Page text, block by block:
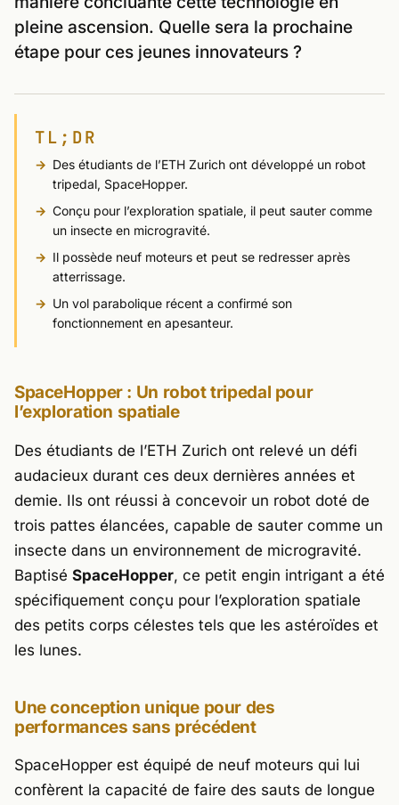
pleine ascension. Quelle sera la prochaine
étape pour ces jeunes innovateurs ?
TL;DR
Des étudiants de l’ETH Zurich ont développé un robot
tripedal, SpaceHopper.
Conçu pour l’exploration spatiale, il peut sauter comme
un insecte en microgravité.
Il possède neuf moteurs et peut se redresser après
atterrissage.
Un vol parabolique récent a confirmé son
fonctionnement en apesanteur.
SpaceHopper : Un robot tripedal pour
l’exploration spatiale
Des étudiants de l’ETH Zurich ont relevé un défi
audacieux durant ces deux dernières années et
demie. Ils ont réussi à concevoir un robot doté de
trois pattes élancées, capable de sauter comme un
insecte dans un environnement de microgravité.
Baptisé SpaceHopper, ce petit engin intrigant a été
spécifiquement conçu pour l’exploration spatiale
des petits corps célestes tels que les astéroïdes et
les lunes.
Une conception unique pour des
performances sans précédent
SpaceHopper est équipé de neuf moteurs qui lui
confèrent la capacité de faire des sauts de longue